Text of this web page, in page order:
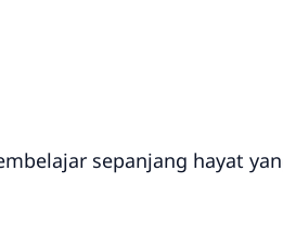
sepanjang hayat